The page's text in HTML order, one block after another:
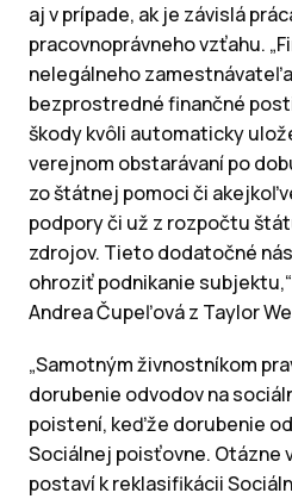
aj v prípade, ak je závislá
pracovnoprávneho vzťahu.
nelegálneho
bezprostredné finančné
škody kvôli automaticky
verejnom obstarávaní po
zo štátnej pomoci či
podpory či už z rozpočtu
zdrojov. Tieto dodatočné
ohroziť podnikanie
Andrea Čupeľová z Taylor
„Samotným živnostníkom
dorubenie odvodov na
poistení, keďže dorubenie
Sociálnej poisťovne. Otázne
postaví k reklasifikácii